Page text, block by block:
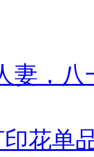
妻，
花单